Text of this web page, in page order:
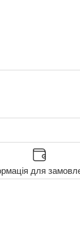
для